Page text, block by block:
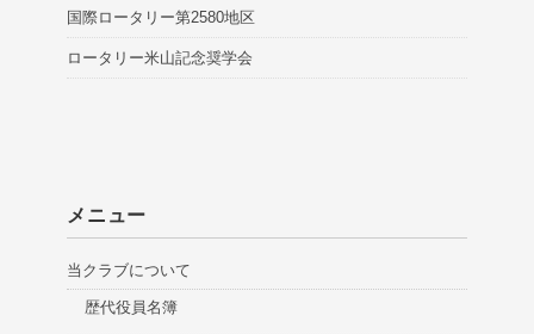
国際ロータリー第2580地区
ロータリー米山記念奨学会
メニュー
当クラブについて
歴代役員名簿